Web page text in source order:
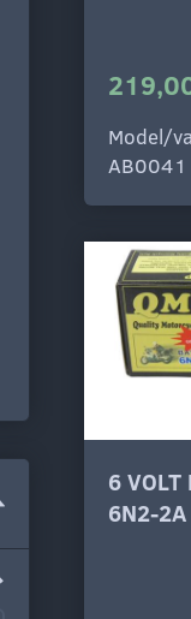
Model/
AB0041
6 VOLT
6N2-2A